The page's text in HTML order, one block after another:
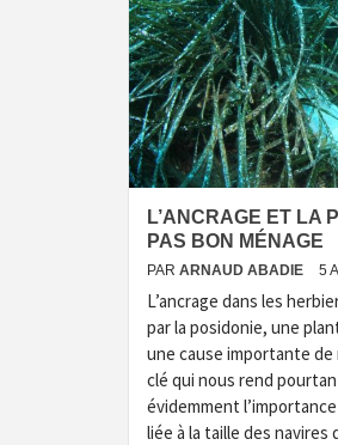
L’ANCRAGE ET LA
PAS BON MÉNAGE
PAR ARNAUD ABADIE 5
L’ancrage dans les
par la posidonie, une
une cause importante
clé qui nous rend
évidemment
liée à la taille des